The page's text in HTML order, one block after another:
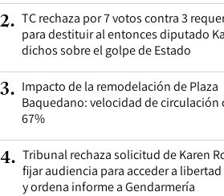
2. TC rechaza por 7 votos contra 3
para destituir al entonces diputado
dichos sobre el golpe de Estado
3. Impacto de la remodelación de Plaza
Baquedano: velocidad de circulación
67%
4. Tribunal rechaza solicitud de Karen
fijar audiencia para acceder a
y ordena informe a Gendarmería